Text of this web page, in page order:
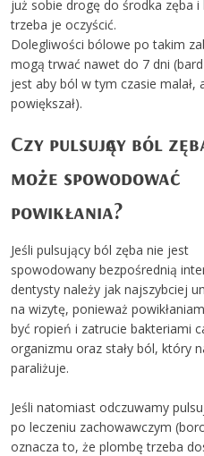
już sobie drogę do środka zęba i
trzeba je oczyścić.
Dolegliwości bólowe po takim
mogą trwać nawet do 7 dni
jest aby ból w tym czasie malał,
powiększał).
Czy pulsujący ból
może spowodować
powikłania?
Jeśli pulsujący ból zęba nie jest
spowodowany bezpośrednią
dentysty należy jak najszybciej
na wizytę, ponieważ
być ropień i zatrucie bakteriami
organizmu oraz stały ból, który
paraliżuje.
Jeśli natomiast odczuwamy
po leczeniu zachowawczym
oznacza to, że plombę trzeba